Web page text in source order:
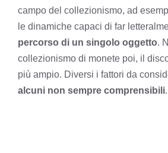
campo del collezionismo, ad
le dinamiche capaci di far
percorso di un singolo oggetto.
collezionismo di monete poi, il
più ampio. Diversi i fattori da
alcuni non sempre comprensibili.